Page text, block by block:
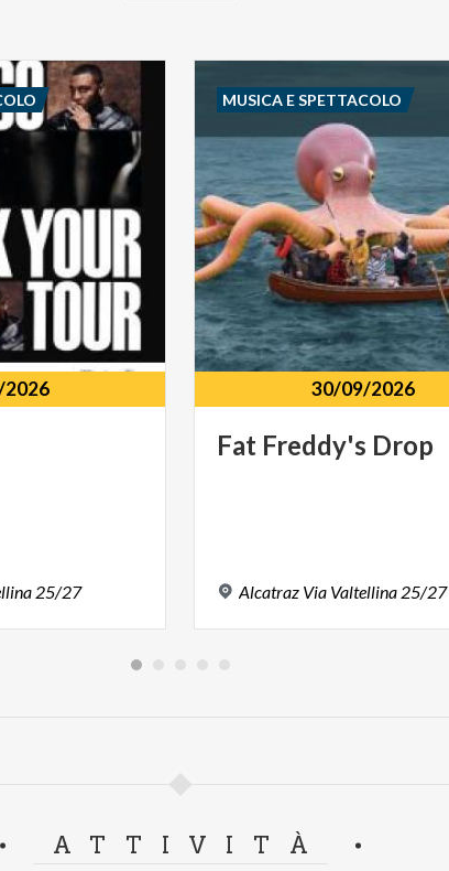
25/27
30/09/2026
Fat Freddy's Drop
Alcatraz Via Valtellina 25/27
MUSICA E SPETTACOLO
ATTIVITÀ